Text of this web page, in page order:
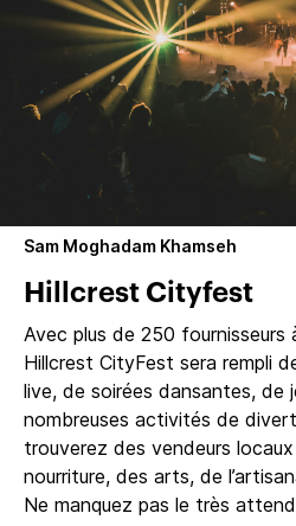
Sam Moghadam Khamseh
Hillcrest Cityfest
Avec plus de 250 fournisseurs
Hillcrest CityFest sera rempli
live, de soirées dansantes,
nombreuses activités de
trouverez des vendeurs
nourriture, des arts, de
Ne manquez pas le très